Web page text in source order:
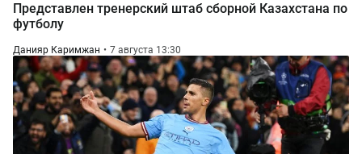
Представлен тренерский штаб сборной Казахстана по
футболу
Данияр Каримжан 7 августа 13:30